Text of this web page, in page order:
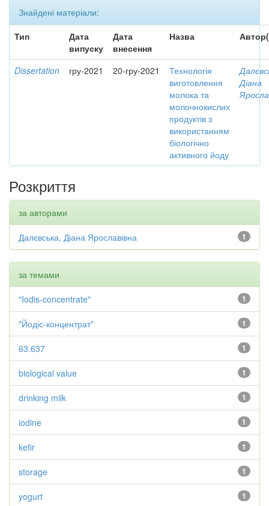
Знайдені матеріали:
Тип
Дата
випуску
Дата
внесення
Назва
Dissertation гру-2021 20-гру-2021
Технологія
виготовлення
молока та
молочнокислих
продуктів з
використанням
біологічно
активного йоду
Діана
Розкриття
за авторами
1
Далєвська, Діана Ярославівна
за темами
1
"Iodis-concentrate"
1
"Йодіс-концентрат"
1
63.637
1
biological value
1
drinking milk
1
iodine
1
kefir
1
storage
1
yogurt